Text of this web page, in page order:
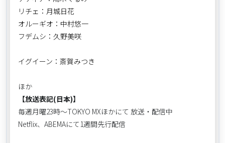
リチェ：月城日花
オルーギオ：中村悠一
フデムシ：久野美咲
イグイーン：斎賀みつき
ほか
【放送表記(日本)】
毎週月曜23時〜TOKYO MXほかにて 放送・配信中
Netflix、ABEMAにて1週間先行配信